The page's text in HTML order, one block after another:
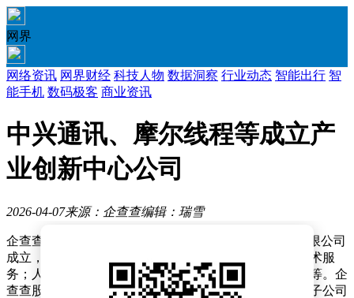
网界
网络资讯 网界财经 科技人物 数据洞察 行业动态 智能出行 智
能手机 数码极客 商业资讯
中兴通讯、摩尔线程等成立产
业创新中心公司
2026-04-07来源：企查查编辑：瑞雪
企查查APP显示，近日，北京量电融合产业创新中心有限公司
成立，注册资本5500万元，经营范围包含：量子计算技术服
务；人工智能应用软件开发；网络与信息安全软件开发等。企
查查股权穿透显示，该公司由中国电信（601728）全资子公司